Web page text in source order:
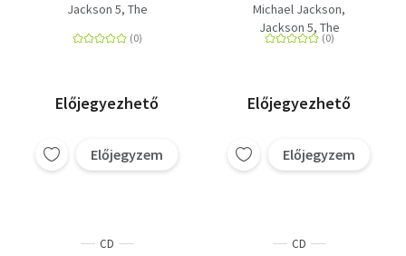
Jackson 5, The
Előjegyezhető
Előjegyzem
Michael Jackson
Jackson 5, The
Előjegyezhető
Előjegyzem
CD CD